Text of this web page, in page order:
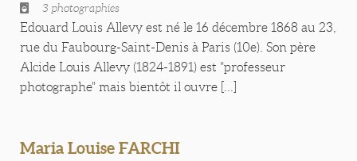
3 photographies
Edouard Louis Allevy est né le 16 décembre 1868 au 23,
rue du Faubourg-Saint-Denis à Paris (10e). Son père
Alcide Louis Allevy (1824-1891) est "professeur
photographe" mais bientôt il ouvre [...]
Maria Louise FARCHI